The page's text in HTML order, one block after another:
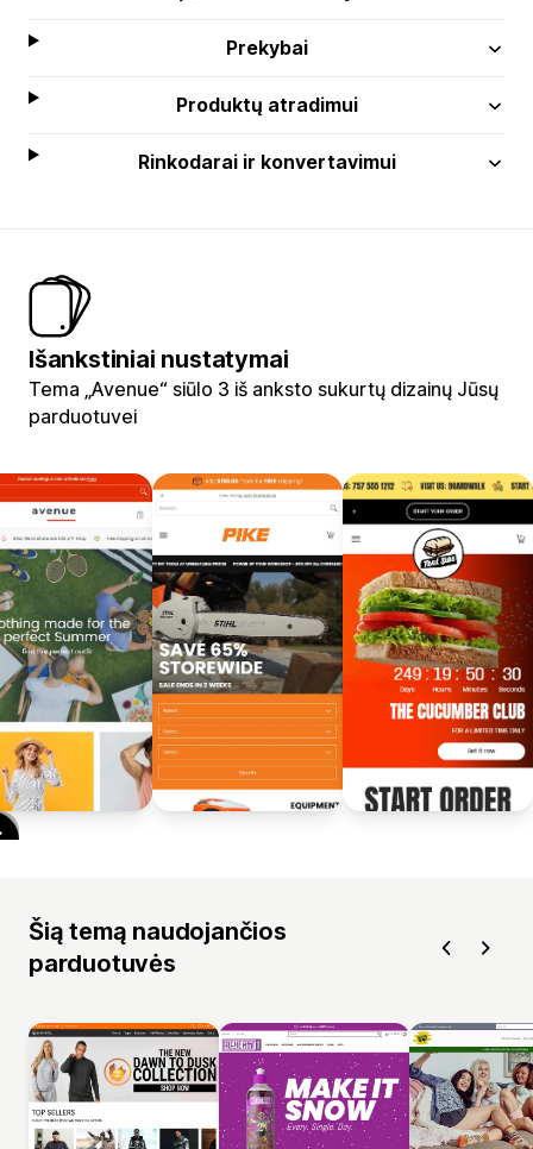
Prekybai
Produktų atradimui
Rinkodarai ir konvertavimui
Išankstiniai nustatymai
Tema „Avenue“ siūlo 3 iš anksto sukurtų dizainų Jūsų
parduotuvei
Šią temą naudojančios
parduotuvės